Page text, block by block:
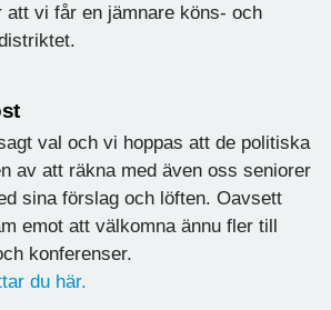
att vi får en jämnare köns- och
val och vi hoppas att de politiska
av att räkna med även oss seniorer
sina förslag och löften. Oavsett
emot att välkomna ännu fler till
konferenser.
du här.